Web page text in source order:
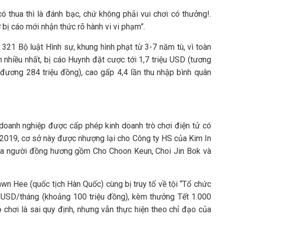
thua thì là đánh bạc, chứ không phải vui chơi có thưởng!.
cáo mới nhận thức rõ hành vi vi phạm”.
Bộ luật Hình sự, khung hình phạt từ 3-7 năm tù, vì toàn
nhất, bị cáo Huynh đặt cược tới 1,7 triệu USD (tương
284 triệu đồng), cao gấp 4,4 lần thu nhập bình quân
nghiệp được cấp phép kinh doanh trò chơi điện tử có
cơ sở này được nhượng lại cho Công ty HS của Kim In
đồng hương gồm Cho Choon Keun, Choi Jin Bok và
Hee (quốc tịch Hàn Quốc) cùng bị truy tố về tội “Tổ chức
tháng (khoảng 100 triệu đồng), kèm thưởng Tết 1.000
là sai quy định, nhưng vẫn thực hiện theo chỉ đạo của